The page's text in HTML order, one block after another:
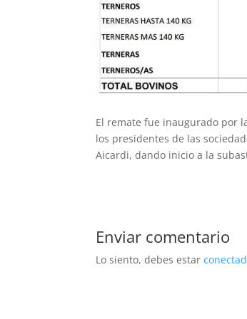
El remate fue inaugurado por
los presidentes de las
Aicardi, dando inicio a la
Enviar comentario
Lo siento, debes estar